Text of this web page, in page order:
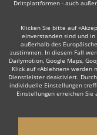
Drittplattformen - auch
Klicken Sie bitte auf
einverstanden sind und
außerhalb des
zustimmen. In diesem Fall
Dailymotion, Google Maps,
Klick auf «Ablehnen»
Dienstleister deaktiviert.
individuelle Einstellungen
Einstellungen erreichen Sie